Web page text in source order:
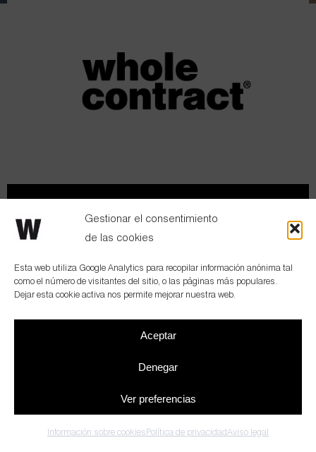
Gestionar el consentimiento
de las cookies
Esta web utiliza Google Analytics para recopilar información anónima tal
como el número de visitantes del sitio, o las páginas más populares.
Dejar esta cookie activa nos permite mejorar nuestra web.
Aceptar
Denegar
Ver preferencias
Información sobre cookies Política de privacidadAviso legal
Hablemos Newsletter
BARCELONA | MADRID
Diseño de oficinas & Workplace Consulting
Trabaja con nosotros
web: qualitystudio
Barcelona(+34) 931 259 004| Madrid(+34) 919 148 430